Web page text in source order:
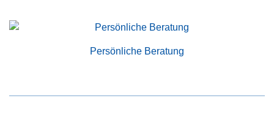
Persönliche Beratung